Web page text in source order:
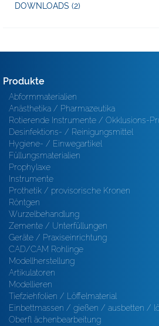
DOWNLOADS (2)
Produkte
Abformmaterialien
Anästhetika / Pharmazeutika
Rotierende Instrumente / Okklusions-
Desinfektions- / Reinigungsmittel
Hygiene- / Einwegartikel
Füllungsmaterialien
Prophylaxe
Instrumente
Prothetik / provisorische Kronen
Röntgen
Wurzelbehandlung
Zemente / Unterfüllungen
Geräte / Praxiseinrichtung
CAD/CAM Rohlinge
Modellherstellung
Artikulatoren
Modellieren
Tiefziehfolien / Löffelmaterial
Einbettmassen / gießen / ausbetten /
Oberfl ächenbearbeitung